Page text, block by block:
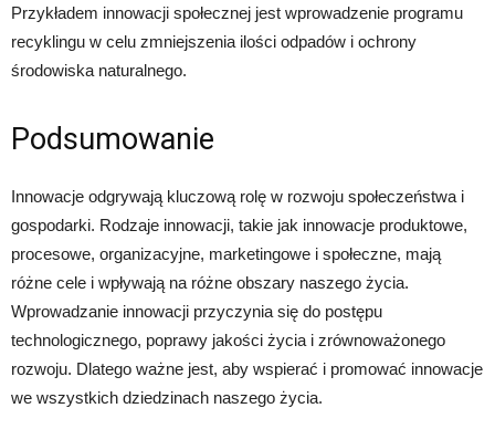
Przykładem innowacji społecznej jest wprowadzenie programu
recyklingu w celu zmniejszenia ilości odpadów i ochrony
środowiska naturalnego.
Podsumowanie
Innowacje odgrywają kluczową rolę w rozwoju społeczeństwa i
gospodarki. Rodzaje innowacji, takie jak innowacje produktowe,
procesowe, organizacyjne, marketingowe i społeczne, mają
różne cele i wpływają na różne obszary naszego życia.
Wprowadzanie innowacji przyczynia się do postępu
technologicznego, poprawy jakości życia i zrównoważonego
rozwoju. Dlatego ważne jest, aby wspierać i promować innowacje
we wszystkich dziedzinach naszego życia.